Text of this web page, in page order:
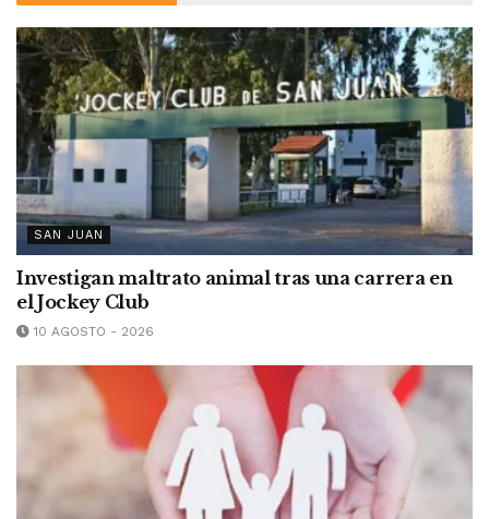
SAN JUAN
Investigan maltrato animal tras una carrera en
el Jockey Club
10 AGOSTO - 2026